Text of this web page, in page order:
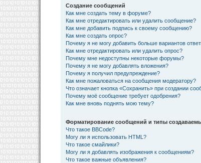
Создание сообщений
Как мне создать тему в форуме?
Как мне отредактировать или удалить сообщение?
Как мне добавить подпись к своему сообщению?
Как мне создать опрос?
Почему я не могу добавить больше вариантов
Как мне отредактировать или удалить опрос?
Почему мне недоступны некоторые форумы?
Почему я не могу добавлять вложения?
Почему я получил предупреждение?
Как мне пожаловаться на сообщения модератору?
Что означает кнопка «Сохранить» при создании
Почему моё сообщение требует одобрения?
Как мне вновь поднять мою тему?
Форматирование сообщений и типы
Что такое BBCode?
Могу ли я использовать HTML?
Что такое смайлики?
Могу ли я добавлять изображения к сообщениям?
Что такое важные объявления?